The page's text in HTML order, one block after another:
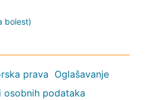
bolest)
prava Oglašavanje
podataka